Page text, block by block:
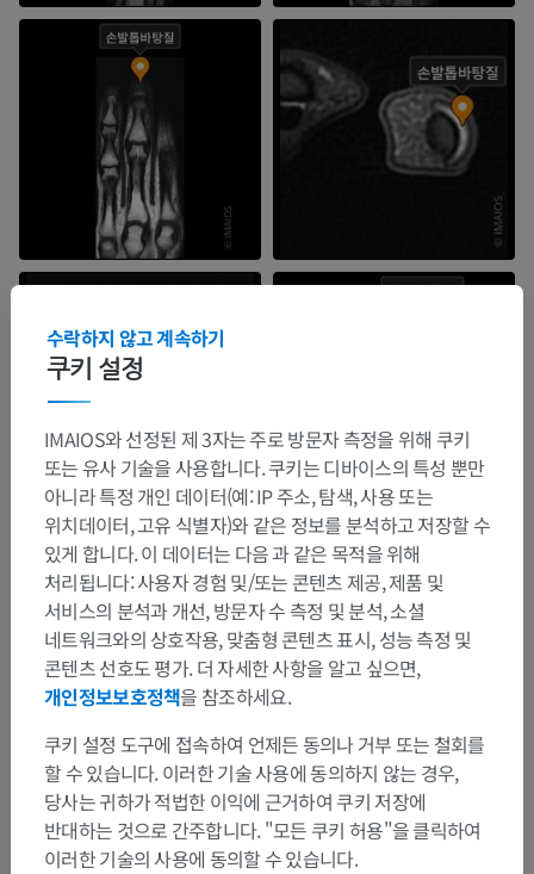
쿠키 설정
수락하지 않고 계속하기
IMAIOS와 선정된 제 3자는 주로 방문자 측정을 위해 쿠키
또는 유사 기술을 사용합니다. 쿠키는 디바이스의 특성 뿐만
아니라 특정 개인 데이터(예: IP 주소, 탐색, 사용 또는
위치데이터, 고유 식별자)와 같은 정보를 분석하고 저장할 수
있게 합니다. 이 데이터는 다음 과 같은 목적을 위해
처리됩니다: 사용자 경험 및/또는 콘텐츠 제공, 제품 및
서비스의 분석과 개선, 방문자 수 측정 및 분석, 소셜
네트워크와의 상호작용, 맞춤형 콘텐츠 표시, 성능 측정 및
콘텐츠 선호도 평가. 더 자세한 사항을 알고 싶으면,
개인정보보호정책을 참조하세요.
쿠키 설정 도구에 접속하여 언제든 동의나 거부 또는 철회를
할 수 있습니다. 이러한 기술 사용에 동의하지 않는 경우,
당사는 귀하가 적법한 이익에 근거하여 쿠키 저장에
반대하는 것으로 간주합니다. "모든 쿠키 허용"을 클릭하여
이러한 기술의 사용에 동의할 수 있습니다.